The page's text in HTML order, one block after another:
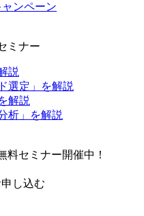
ャンペーン
ミナー
説
選定」を解説
解説
析」を解説
料セミナー開催中！
し込む